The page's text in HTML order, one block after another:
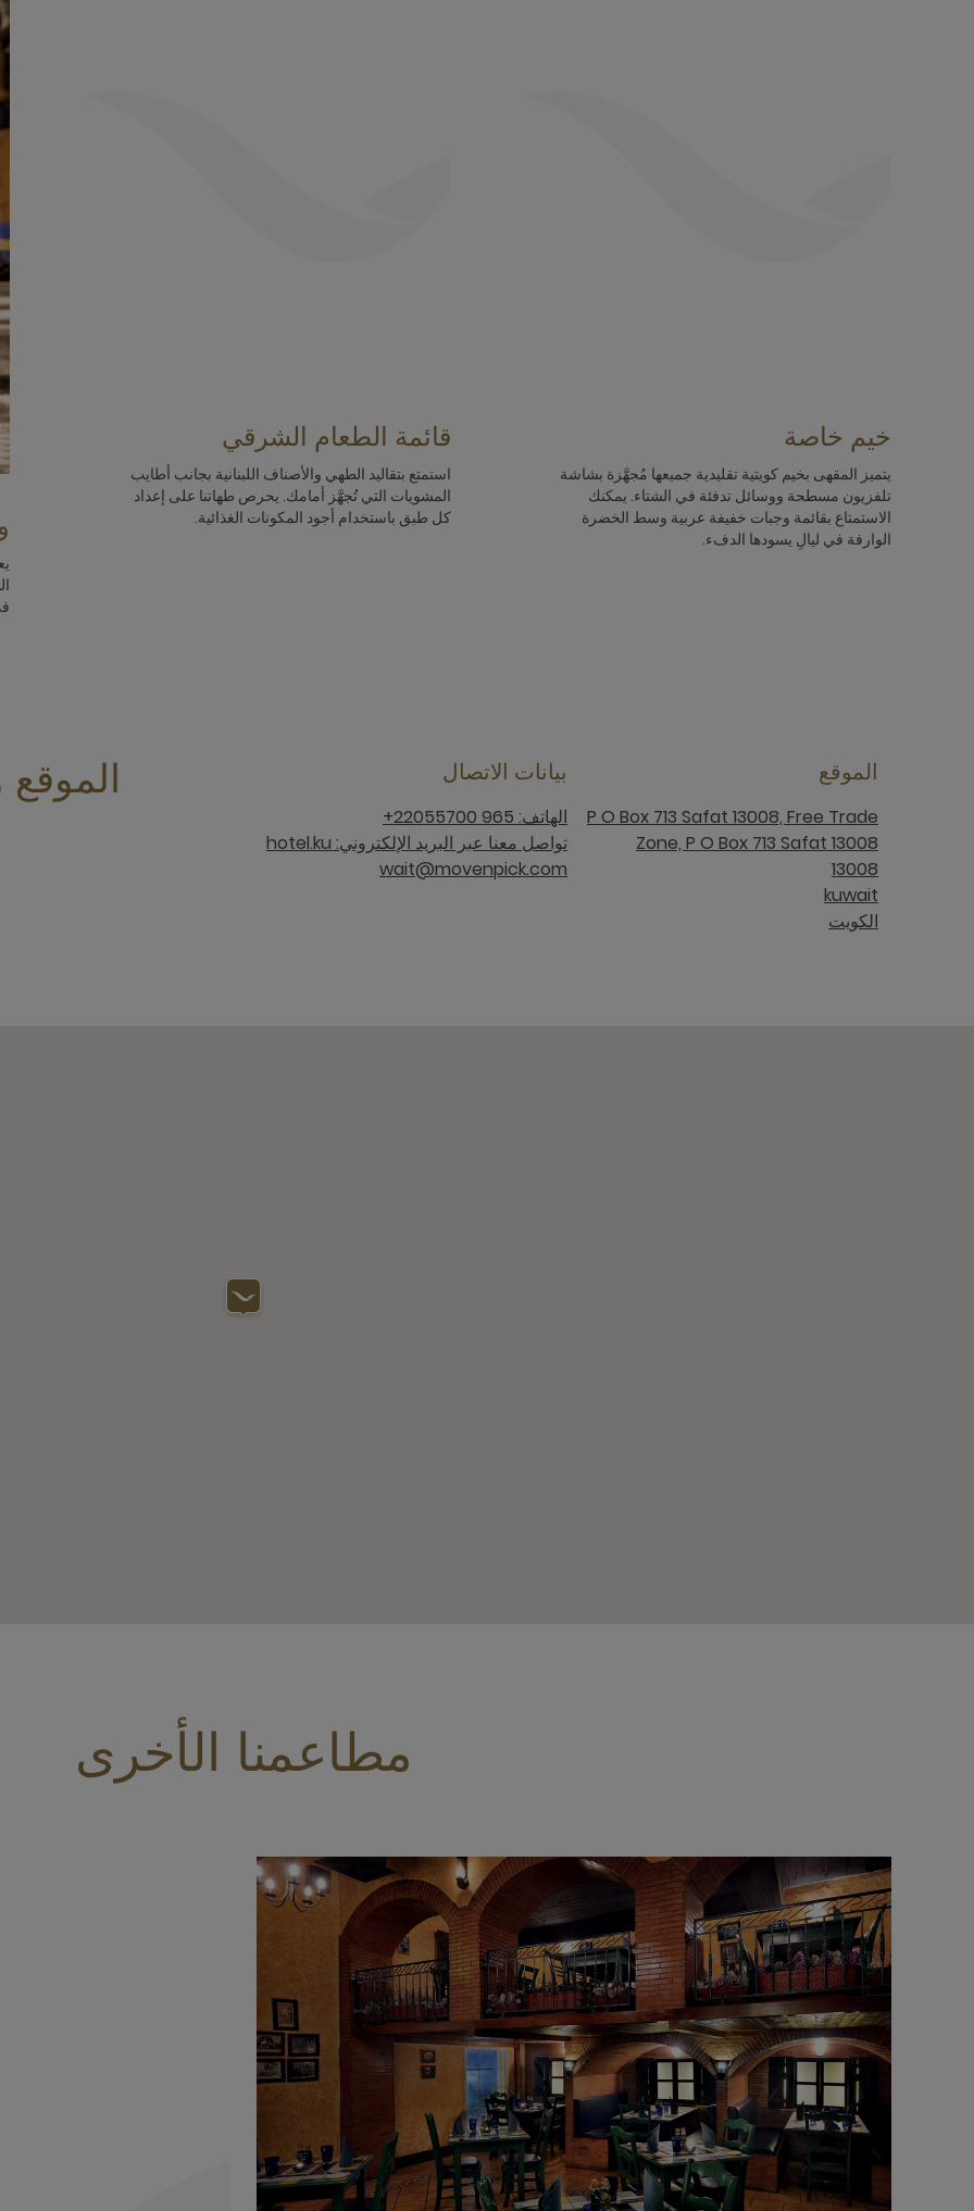
خيم خاصة
يتميز المقهى بخيم كويتية تقليدية جميعها مُجهَّزة بشاشة
تلفزيون مسطحة ووسائل تدفئة في الشتاء. يمكنك
الاستمتاع بقائمة وجبات خفيفة عربية وسط الخضرة
الوارفة في ليالٍ يسودها الدفء.
قائمة الطعام الشرقي
استمتع بتقاليد الطهي والأصناف اللبنانية بجانب أطايب
المشويات التي تُجهَّز أمامك. يحرص طهاتنا على إعداد
كل طبق باستخدام أجود المكونات الغذائية.
الموقع الموقع
P O Box 713 Safat 13008, Free Trade
Zone, P O Box 713 Safat 13008
13008
kuwait
الكويت
بيانات الاتصال
الهاتف: 965 22055700+
تواصل معنا عبر البريد الإلكتروني: hotel.ku
wait@movenpick.com
مطاعمنا الأخرى